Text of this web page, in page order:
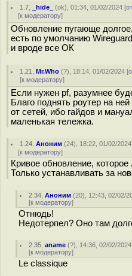
1.7 _hide_ (ok), 01:34, 01/02/2024 [
[к модератору]
Обновление пугающе
есть по умолчанию
и вроде все ОК
1.21 ,Mr.Who (?), 18:14, 01/02/2024 [
[к модератору]
Если нужен pf, разумнее
Благо поднять роутер на
от сетей, ибо гайдов и
маленькая тележка.
1.24 ,Аноним (24), 18:22, 01/02/
[к модератору]
Кривое обновление,
Только устанавливать за
2.34 ,Аноним (20), 12:43, 02/02/
[к модератору]
Отнюдь!
Недотерпел? Оно там
2.35 ,aname (?), 14:36, 02/02/
[к модератору]
Le classique